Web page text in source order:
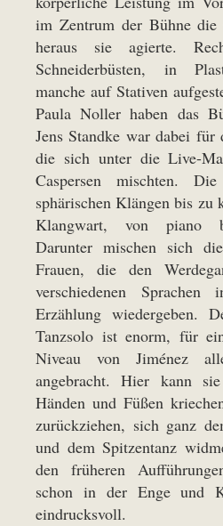
im Zentrum der Bühne die
heraus sie agierte.
Schneiderbüsten, in
manche auf Stativen
Paula Noller haben das
Jens Standke war dabei für
die sich unter die Live-
Caspersen mischten.
sphärischen Klängen bis zu
Klangwart, von piano
Darunter mischen sich
Frauen, die den
verschiedenen
Erzählung wiedergeben.
Tanzsolo ist enorm, für
Niveau von Jiménez
angebracht. Hier kann
Händen und Füßen
zurückziehen, sich ganz
und dem Spitzentanz
den früheren
schon in der Enge und
eindrucksvoll.